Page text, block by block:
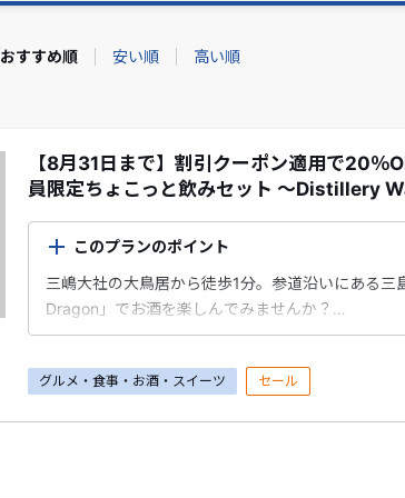
おすすめ順 安い順 高い順
【8月31日まで】割引クーポン適用で20％
員限定ちょこっと飲みセット ～Distillery
このプランのポイント
三嶋大社の大鳥居から徒歩1分。参道沿いにある
Dragon」でお酒を楽しんでみませんか？
オリジナルカクテル6種類から2種類をお選びいた
グルメ・食事・お酒・スイーツ セール